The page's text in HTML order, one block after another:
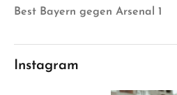
Best Bayern gegen Arsenal 1
Instagram